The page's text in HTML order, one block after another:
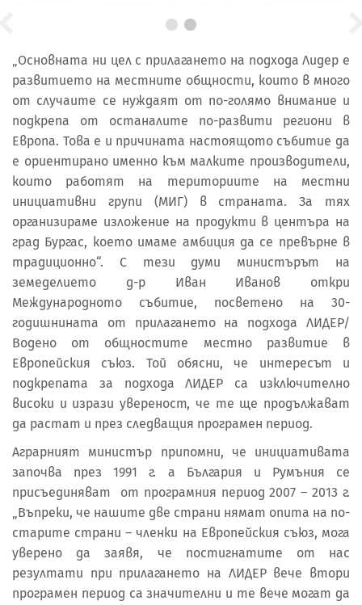
„Основната ни цел с прилагането на подхода Лидер е
развитието на местните общности, които в много
от случаите се нуждаят от по-голямо внимание и
подкрепа от останалите по-развити региони в
Европа. Това е и причината настоящото събитие да
е ориентирано именно към малките производители,
които работят на териториите на местни
инициативни групи (МИГ) в страната. За тях
организираме изложение на продукти в центъра на
град Бургас, което имаме амбиция да се превърне в
традиционно“. С тези думи министърът на
земеделието д-р Иван Иванов откри
Международното събитие, посветено на 30-
годишнината от прилагането на подхода ЛИДЕР/
Водено от общностите местно развитие в
Европейския съюз. Той обясни, че интересът и
подкрепата за подхода ЛИДЕР са изключително
високи и изрази увереност, че те ще продължават
да растат и през следващия програмен период.
Аграрният министър припомни, че инициативата
започва през 1991 г. а България и Румъния се
присъединяват от програмния период 2007 – 2013 г.
„Въпреки, че нашите две страни нямат опита на по-
старите страни – членки на Европейския съюз, мога
уверено да заявя, че постигнатите от нас
резултати при прилагането на ЛИДЕР вече втори
програмен период са значителни и те вече могат да